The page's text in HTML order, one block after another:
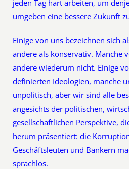
jeden Tag hart arbeiten, um
umgeben eine bessere Zukunft
Einige von uns bezeichnen sich
andere als konservativ. Manche
andere wiederum nicht. Einige
definierten Ideologien, manche
unpolitisch, aber wir sind alle
angesichts der politischen,
gesellschaftlichen Perspektive,
herum präsentiert: die
Geschäftsleuten und Bankern
sprachlos.